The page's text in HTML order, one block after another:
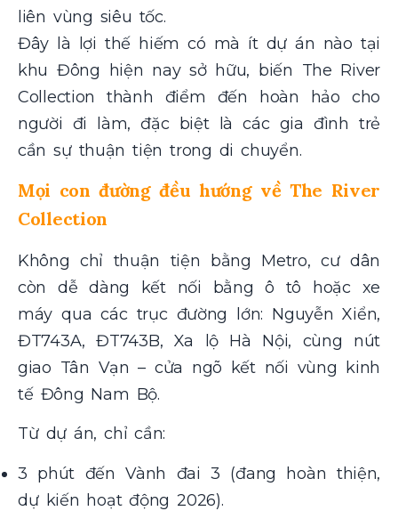
liên vùng siêu tốc.
Đây là lợi thế hiếm có mà ít dự án nào tại
khu Đông hiện nay sở hữu, biến The River
Collection thành điểm đến hoàn hảo cho
người đi làm, đặc biệt là các gia đình trẻ
cần sự thuận tiện trong di chuyển.
Mọi con đường đều hướng về The River
Collection
Không chỉ thuận tiện bằng Metro, cư dân
còn dễ dàng kết nối bằng ô tô hoặc xe
máy qua các trục đường lớn: Nguyễn Xiển,
ĐT743A, ĐT743B, Xa lộ Hà Nội, cùng nút
giao Tân Vạn – cửa ngõ kết nối vùng kinh
tế Đông Nam Bộ.
Từ dự án, chỉ cần:
3 phút đến Vành đai 3 (đang hoàn thiện,
dự kiến hoạt động 2026).